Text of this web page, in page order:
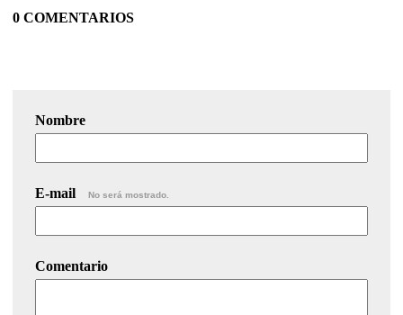
0 COMENTARIOS
Nombre
E-mail No será mostrado.
Comentario